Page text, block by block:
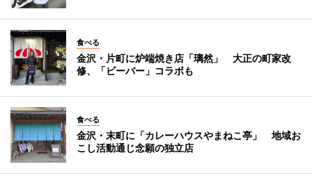
食べる
金沢・片町に炉端焼き店「璃然」 大正の町家改
修、「ビーバー」コラボも
食べる
金沢・末町に「カレーハウスやまねこ亭」 地域お
こし活動通じ念願の独立店